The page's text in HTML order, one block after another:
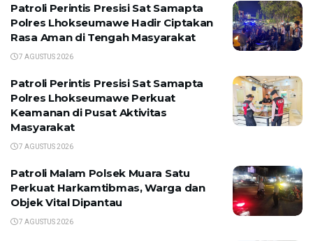
Patroli Perintis Presisi Sat Samapta
Polres Lhokseumawe Hadir Ciptakan
Rasa Aman di Tengah Masyarakat
7 AGUSTUS 2026
Patroli Perintis Presisi Sat Samapta
Polres Lhokseumawe Perkuat
Keamanan di Pusat Aktivitas
Masyarakat
7 AGUSTUS 2026
Patroli Malam Polsek Muara Satu
Perkuat Harkamtibmas, Warga dan
Objek Vital Dipantau
7 AGUSTUS 2026